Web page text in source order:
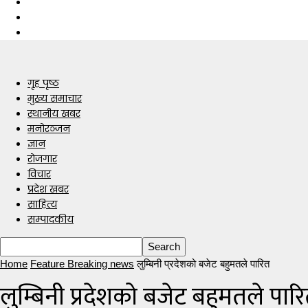
गृह पृष्ठ
मुख्य समाचार
स्थानीय खबर
मनोरञ्जन
ज्ञान
रोजगार
विचार
प्रदेश खबर
साहित्य
सम्पादकीय
Home Feature Breaking news लुम्बिनी प्रदेशको बजेट बहुमतले पारित
लुम्बिनी प्रदेशको बजेट बहुमतले